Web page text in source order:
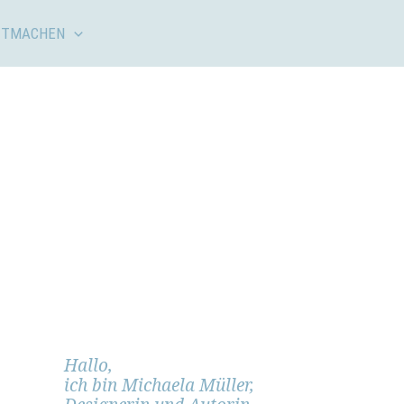
Hallo,
ich bin Michaela Müller,